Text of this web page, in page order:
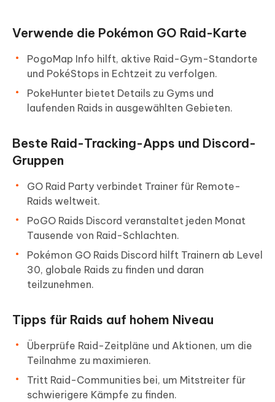
Verwende die Pokémon GO Raid-Karte
PogoMap Info hilft, aktive Raid-Gym-Standorte
und PokéStops in Echtzeit zu verfolgen.
PokeHunter bietet Details zu Gyms und
laufenden Raids in ausgewählten Gebieten.
Beste Raid-Tracking-Apps und Discord-
Gruppen
GO Raid Party verbindet Trainer für Remote-
Raids weltweit.
PoGO Raids Discord veranstaltet jeden Monat
Tausende von Raid-Schlachten.
Pokémon GO Raids Discord hilft Trainern ab Level
30, globale Raids zu finden und daran
teilzunehmen.
Tipps für Raids auf hohem Niveau
Überprüfe Raid-Zeitpläne und Aktionen, um die
Teilnahme zu maximieren.
Tritt Raid-Communities bei, um Mitstreiter für
schwierigere Kämpfe zu finden.